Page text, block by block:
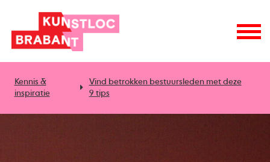
Kennis &
inspiratie
Vind betrokken bestuursleden met deze
9 tips